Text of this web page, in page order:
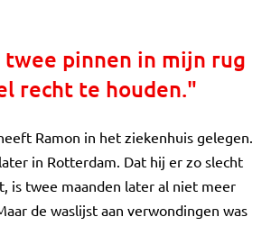
pinnen in mijn rug
recht te houden."
Ramon in het ziekenhuis gelegen.
in Rotterdam. Dat hij er zo slecht
is twee maanden later al niet meer
de waslijst aan verwondingen was